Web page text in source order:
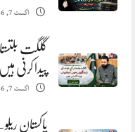
اگست 7, 2026
گلگت
پیدا کرنی
اگست 7, 2026
پاکستان